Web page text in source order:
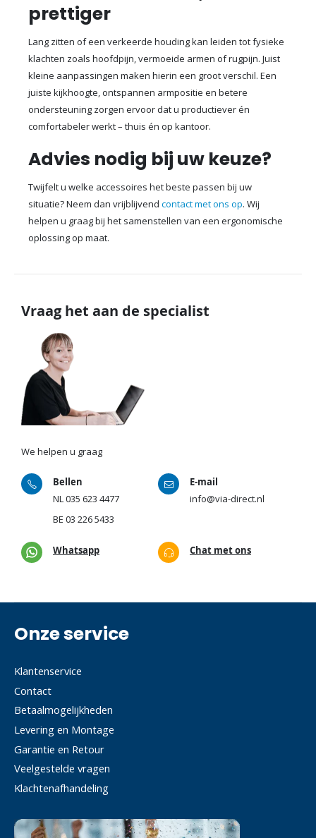
prettiger
Lang zitten of een verkeerde houding kan leiden tot fysieke
klachten zoals hoofdpijn, vermoeide armen of rugpijn. Juist
kleine aanpassingen maken hierin een groot verschil. Een
juiste kijkhoogte, ontspannen armpositie en betere
ondersteuning zorgen ervoor dat u productiever én
comfortabeler werkt – thuis én op kantoor.
Advies nodig bij uw keuze?
Twijfelt u welke accessoires het beste passen bij uw
situatie? Neem dan vrijblijvend contact met ons op. Wij
helpen u graag bij het samenstellen van een ergonomische
oplossing op maat.
Vraag het aan de specialist
We helpen u graag
Bellen
NL 035 623 4477
BE 03 226 5433
E-mail
info@via-direct.nl
Whatsapp Chat met ons
Onze service
Klantenservice
Contact
Betaalmogelijkheden
Levering en Montage
Garantie en Retour
Veelgestelde vragen
Klachtenafhandeling